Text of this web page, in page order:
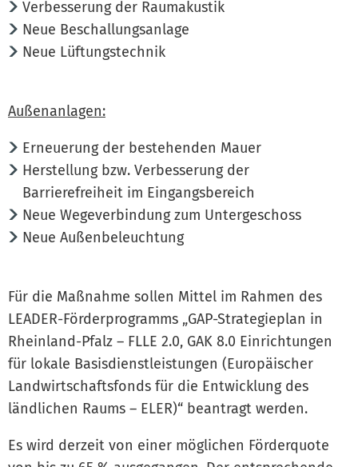
Verbesserung der Raumakustik
Neue Beschallungsanlage
Neue Lüftungstechnik
Außenanlagen:
Erneuerung der bestehenden Mauer
Herstellung bzw. Verbesserung der
Barrierefreiheit im Eingangsbereich
Neue Wegeverbindung zum Untergeschoss
Neue Außenbeleuchtung
Für die Maßnahme sollen Mittel im Rahmen des
LEADER-Förderprogramms „GAP-Strategieplan in
Rheinland-Pfalz – FLLE 2.0, GAK 8.0 Einrichtungen
für lokale Basisdienstleistungen (Europäischer
Landwirtschaftsfonds für die Entwicklung des
ländlichen Raums – ELER)“ beantragt werden.
Es wird derzeit von einer möglichen Förderquote